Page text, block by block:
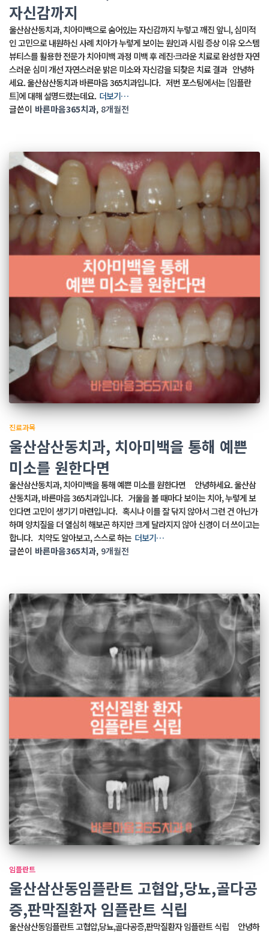
자신감까지
울산삼산동치과, 치아미백으로 숨어있는 자신감까지 누렇고 깨진 앞니, 심미적
인 고민으로 내원하신 사례 치아가 누렇게 보이는 원인과 시림 증상 이유 오스템
뷰티스를 활용한 전문가 치아미백 과정 미백 후 레진·크라운 치료로 완성한 자연
스러운 심미 개선 자연스러운 밝은 미소와 자신감을 되찾은 치료 결과 안녕하
세요. 울산삼산동치과 바른마음 365치과입니다. 저번 포스팅에서는 [임플란
트]에 대해 설명드렸는데요. 더보기…
글쓴이 바른마음365치과, 8개월전
진료과목
울산삼산동치과, 치아미백을 통해 예쁜
미소를 원한다면
울산삼산동치과, 치아미백을 통해 예쁜 미소를 원한다면 안녕하세요. 울산삼
산동치과, 바른마음 365치과입니다. 거울을 볼 때마다 보이는 치아, 누렇게 보
인다면 고민이 생기기 마련입니다. 혹시나 이를 잘 닦지 않아서 그런 건 아닌가
하며 양치질을 더 열심히 해보곤 하지만 크게 달라지지 않아 신경이 더 쓰이고는
합니다. 치약도 알아보고, 스스로 하는 더보기…
글쓴이 바른마음365치과, 9개월전
임플란트
울산삼산동임플란트 고협압,당뇨,골다공
증,판막질환자 임플란트 식립
울산삼산동임플란트 고협압,당뇨,골다공증,판막질환자 임플란트 식립 안녕하